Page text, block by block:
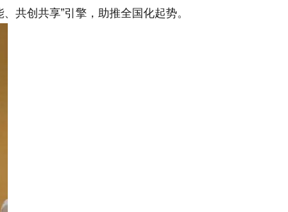
共创共享”引擎，助推全国化起势。